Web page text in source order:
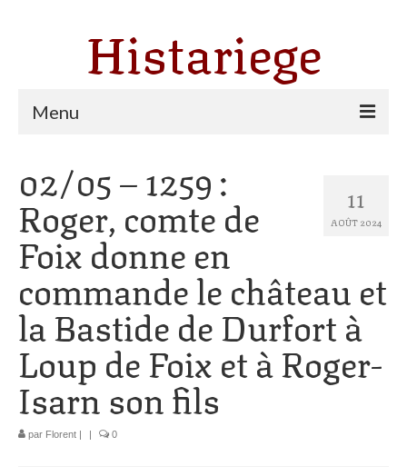
Histariege
Menu
Thèmes
Agriculture, forêt et pastoralisme
Pastoralisme
Cartulaire de Saint Sernin
Catharisme
Dates ariégeoises
11
AOÛT 2024
02/05 – 1259 :
Roger, comte de
Foix donne en
commande le château et
la Bastide de Durfort à
Loup de Foix et à Roger-
Isarn son fils
par Florent | | 0